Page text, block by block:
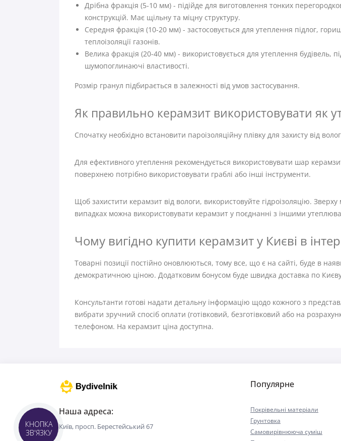
Дрібна фракція (5-10 мм) - підійде для виготовлення тонких
конструкцій. Має щільну та міцну структуру.
Середня фракція (10-20 мм) - застосовується для утеплення підлог,
теплоізоляції газонів.
Велика фракція (20-40 мм) - використовується для утеплення будівель,
шумопоглинаючі властивості.
Розмір гранул підбирається в залежності від умов застосування.
Як правильно керамзит використовувати як
Спочатку необхідно встановити пароізоляційну плівку для захисту від
Для ефективного утеплення рекомендується використовувати шар
поверхнею потрібно використовувати граблі або інші інструменти.
Щоб захистити керамзит від вологи, використовуйте гідроізоляцію.
випадках можна використовувати керамзит у поєднанні з іншими
Чому вигідно купити керамзит у Києві в
Товарні позиції постійно оновлюються, тому все, що є на сайті, буде в
демократичною ціною. Додатковим бонусом буде швидка доставка по
Консультанти готові надати детальну інформацію щодо кожного з
вибрати зручний спосіб оплати (готівковий, безготівковий або на
телефоном. На керамзит ціна доступна.
Наша адреса:
Київ, просп. Берестейський 67
Популярне
Покрівельні матеріали
Грунтовка
Самовирівнююча суміш
КНОПКА
ЗВ'ЯЗКУ